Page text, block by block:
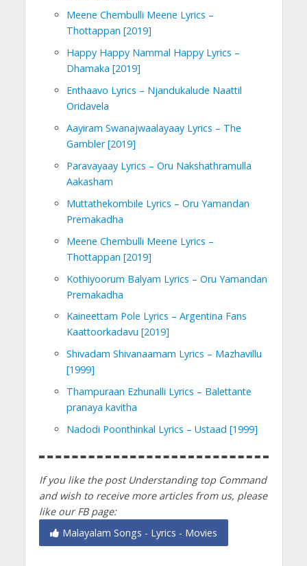
Meene Chembulli Meene Lyrics –
Thottappan [2019]
Happy Happy Nammal Happy Lyrics –
Dhamaka [2019]
Enthaavo Lyrics – Njandukalude Naattil
Oridavela
Aayiram Swanajwaalayaay Lyrics – The
Gambler [2019]
Paravayaay Lyrics – Oru Nakshathramulla
Aakasham
Muttathekombile Lyrics – Oru Yamandan
Premakadha
Meene Chembulli Meene Lyrics –
Thottappan [2019]
Kothiyoorum Balyam Lyrics – Oru Yamandan
Premakadha
Kaineettam Pole Lyrics – Argentina Fans
Kaattoorkadavu [2019]
Shivadam Shivanaamam Lyrics – Mazhavillu
[1999]
Thampuraan Ezhunalli Lyrics – Balettante
pranaya kavitha
Nadodi Poonthinkal Lyrics – Ustaad [1999]
If you like the post Understanding top Command
and wish to receive more articles from us, please
like our FB page:
Malayalam Songs - Lyrics - Movies